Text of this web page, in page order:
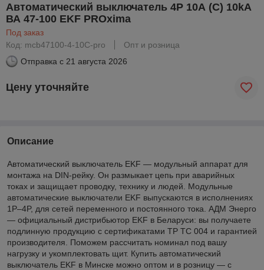
Автоматический выключатель 4P 10А (C) 10kA
ВА 47-100 EKF PROxima
Под заказ
Код: mcb47100-4-10C-pro
Опт и розница
Отправка с 21 августа 2026
Цену уточняйте
Описание
Автоматический выключатель EKF — модульный аппарат для
монтажа на DIN-рейку. Он размыкает цепь при аварийных
токах и защищает проводку, технику и людей. Модульные
автоматические выключатели EKF выпускаются в исполнениях
1P–4P, для сетей переменного и постоянного тока. АДМ Энерго
— официальный дистрибьютор EKF в Беларуси: вы получаете
подлинную продукцию с сертификатами ТР ТС 004 и гарантией
производителя. Поможем рассчитать номинал под вашу
нагрузку и укомплектовать щит. Купить автоматический
выключатель EKF в Минске можно оптом и в розницу — с